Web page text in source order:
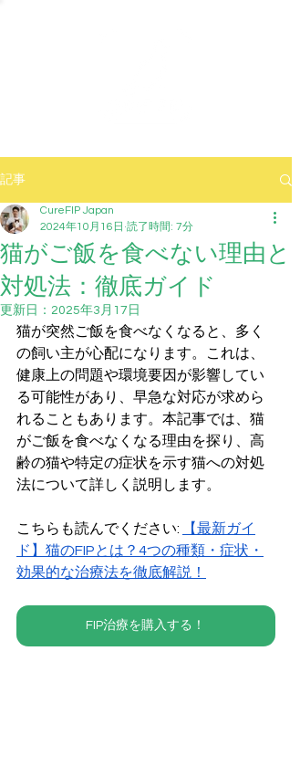
記事
猫がご飯を食べない理由と
対処法：徹底ガイド
CureFIP Japan
2024年10月16日 読了時間: 7分
更新日： 2025年3月17日
猫が突然ご飯を食べなくなると、多く
の飼い主が心配になります。これは、
健康上の問題や環境要因が影響してい
る可能性があり、早急な対応が求めら
れることもあります。本記事では、猫
がご飯を食べなくなる理由を探り、高
齢の猫や特定の症状を示す猫への対処
法について詳しく説明します。
こちらも読んでください:
【最新ガイ
ド】猫のFIPとは？4つの種類・症状・
効果的な治療法を徹底解説！
FIP治療を購入する！